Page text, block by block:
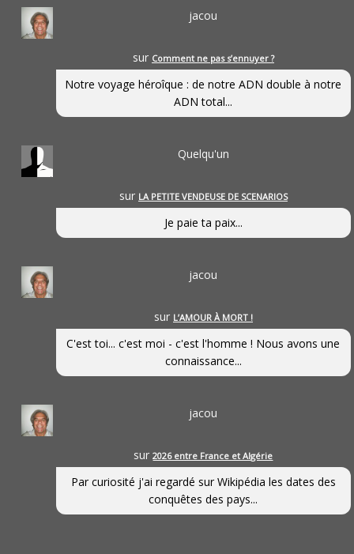
jacou
sur Comment ne pas s’ennuyer ?
Notre voyage héroîque : de notre ADN double à notre
ADN total...
Quelqu'un
sur LA PETITE VENDEUSE DE SCENARIOS
Je paie ta paix...
jacou
sur L’AMOUR À MORT !
C'est toi... c'est moi - c'est l'homme ! Nous avons une
connaissance...
jacou
sur2026 entre France et Algérie
Par curiosité j'ai regardé sur Wikipédia les dates des
conquêtes des pays...